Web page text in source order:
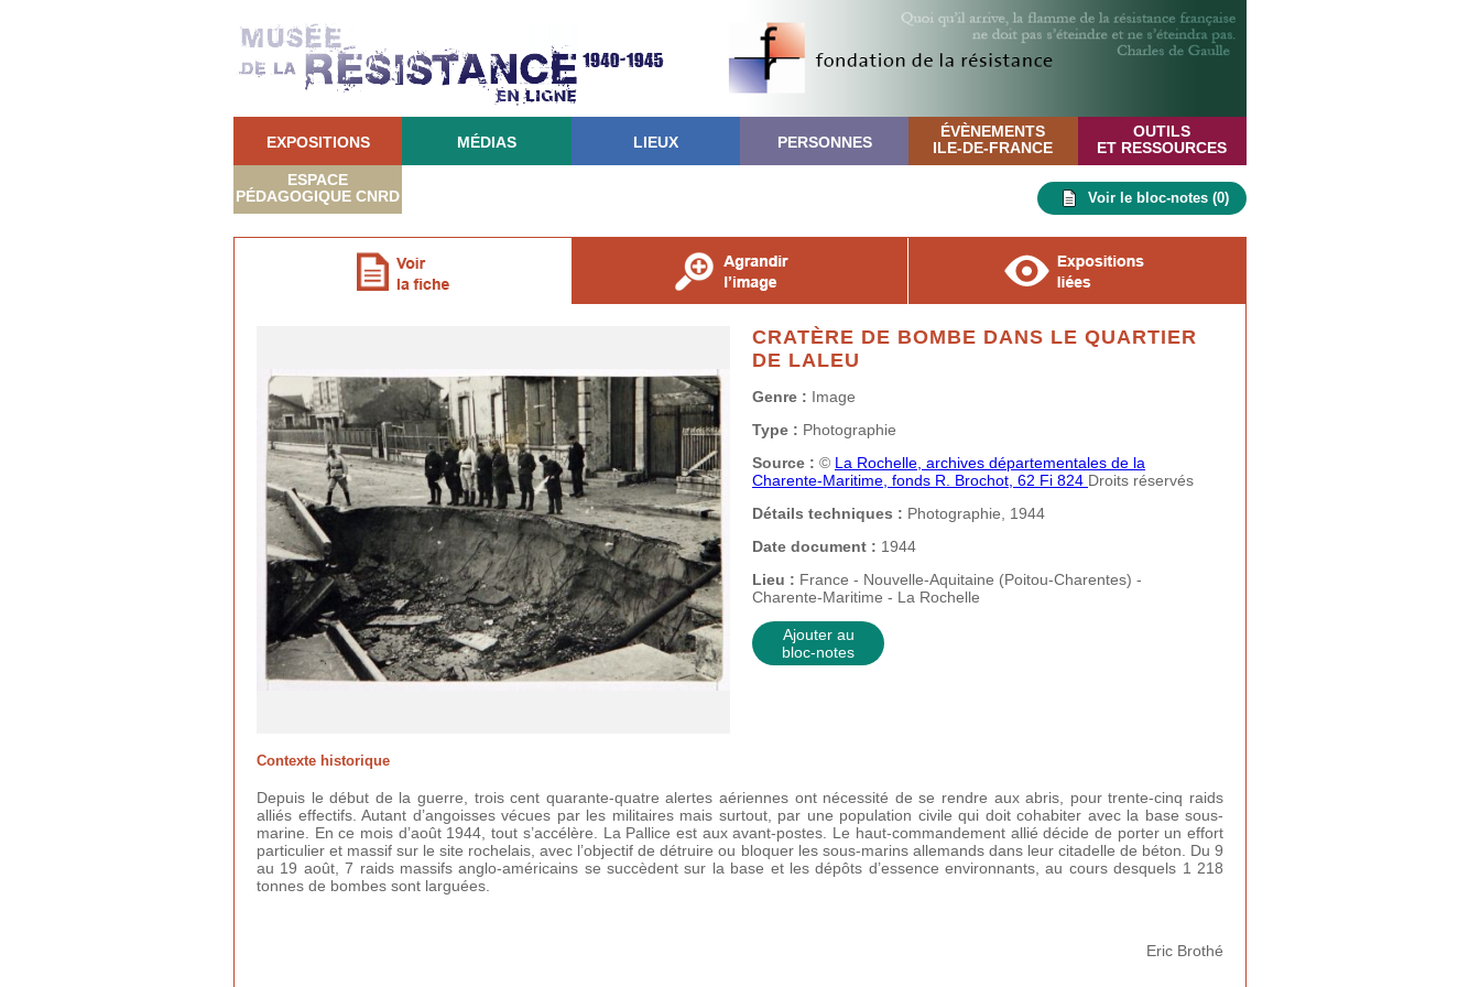
EXPOSITIONS MÉDIAS LIEUX PERSONNES
ÉVÈNEMENTS
ILE-DE-FRANCE
OUTILS
ET RESSOURCES
ESPACE
PÉDAGOGIQUE CNRD Voir le bloc-notes (0)
CRATÈRE DE BOMBE DANS LE QUARTIER
DE LALEU
Genre : Image
Type : Photographie
Source : © La Rochelle, archives départementales de la
Charente-Maritime, fonds R. Brochot, 62 Fi 824 Droits réservés
Détails techniques : Photographie, 1944
Date document : 1944
Lieu : France - Nouvelle-Aquitaine (Poitou-Charentes) -
Charente-Maritime - La Rochelle
Ajouter au
bloc-notes
Contexte historique
Depuis le début de la guerre, trois cent quarante-quatre alertes aériennes ont nécessité de se rendre aux abris, pour trente-cinq raids
alliés effectifs. Autant d’angoisses vécues par les militaires mais surtout, par une population civile qui doit cohabiter avec la base sous-
marine. En ce mois d’août 1944, tout s’accélère. La Pallice est aux avant-postes. Le haut-commandement allié décide de porter un effort
particulier et massif sur le site rochelais, avec l’objectif de détruire ou bloquer les sous-marins allemands dans leur citadelle de béton. Du 9
au 19 août, 7 raids massifs anglo-américains se succèdent sur la base et les dépôts d’essence environnants, au cours desquels 1 218
tonnes de bombes sont larguées.
Eric Brothé